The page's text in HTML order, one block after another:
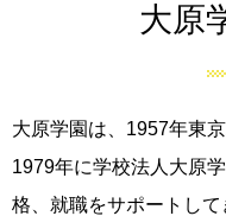
大原
大原学園は、1957年東
1979年に学校法人大原
格、就職をサポートして